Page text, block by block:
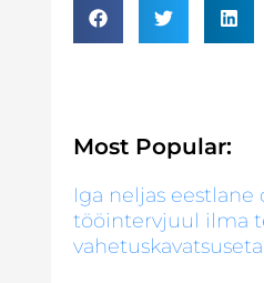
Most Popular:
Iga neljas eestlane
tööintervjuul ilma
vahetuskavatsuseta